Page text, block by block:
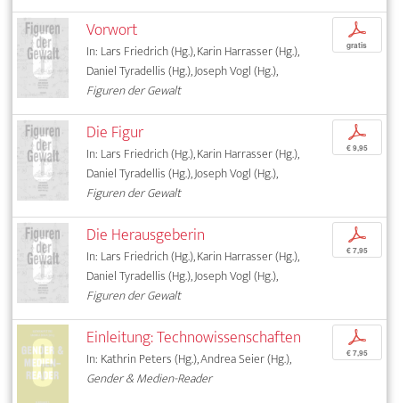
Vorwort
In: Lars Friedrich (Hg.), Karin Harrasser (Hg.),
Daniel Tyradellis (Hg.), Joseph Vogl (Hg.),
Figuren der Gewalt
p
gratis
Die Figur
In: Lars Friedrich (Hg.), Karin Harrasser (Hg.),
Daniel Tyradellis (Hg.), Joseph Vogl (Hg.),
Figuren der Gewalt
p
€ 9,95
Die Herausgeberin
In: Lars Friedrich (Hg.), Karin Harrasser (Hg.),
Daniel Tyradellis (Hg.), Joseph Vogl (Hg.),
Figuren der Gewalt
p
€ 7,95
Einleitung: Technowissenschaften
In: Kathrin Peters (Hg.), Andrea Seier (Hg.),
Gender & Medien-Reader
p
€ 7,95